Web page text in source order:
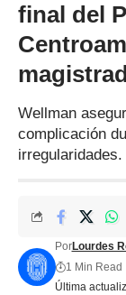
final del
Wellman
complicación
irregularidades.
Última
PorLourdes
1 Min Read